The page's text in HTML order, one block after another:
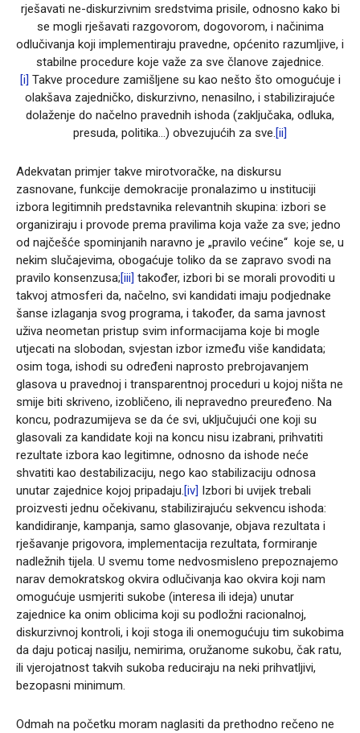
rješavati ne-diskurzivnim sredstvima prisile, odnosno kako bi
se mogli rješavati razgovorom, dogovorom, i načinima
odlučivanja koji implementiraju pravedne, općenito razumljive, i
stabilne procedure koje važe za sve članove zajednice.
[i] Takve procedure zamišljene su kao nešto što omogućuje i
olakšava zajedničko, diskurzivno, nenasilno, i stabilizirajuće
dolaženje do načelno pravednih ishoda (zaključaka, odluka,
presuda, politika…) obvezujućih za sve.[ii]
Adekvatan primjer takve mirotvoračke, na diskursu
zasnovane, funkcije demokracije pronalazimo u instituciji
izbora legitimnih predstavnika relevantnih skupina: izbori se
organiziraju i provode prema pravilima koja važe za sve; jedno
od najčešće spominjanih naravno je „pravilo većine“ koje se, u
nekim slučajevima, obogaćuje toliko da se zapravo svodi na
pravilo konsenzusa;[iii] također, izbori bi se morali provoditi u
takvoj atmosferi da, načelno, svi kandidati imaju podjednake
šanse izlaganja svog programa, i također, da sama javnost
uživa neometan pristup svim informacijama koje bi mogle
utjecati na slobodan, svjestan izbor između više kandidata;
osim toga, ishodi su određeni naprosto prebrojavanjem
glasova u pravednoj i transparentnoj proceduri u kojoj ništa ne
smije biti skriveno, izobličeno, ili nepravedno preuređeno. Na
koncu, podrazumijeva se da će svi, uključujući one koji su
glasovali za kandidate koji na koncu nisu izabrani, prihvatiti
rezultate izbora kao legitimne, odnosno da ishode neće
shvatiti kao destabilizaciju, nego kao stabilizaciju odnosa
unutar zajednice kojoj pripadaju.[iv] Izbori bi uvijek trebali
proizvesti jednu očekivanu, stabilizirajuću sekvencu ishoda:
kandidiranje, kampanja, samo glasovanje, objava rezultata i
rješavanje prigovora, implementacija rezultata, formiranje
nadležnih tijela. U svemu tome nedvosmisleno prepoznajemo
narav demokratskog okvira odlučivanja kao okvira koji nam
omogućuje usmjeriti sukobe (interesa ili ideja) unutar
zajednice ka onim oblicima koji su podložni racionalnoj,
diskurzivnoj kontroli, i koji stoga ili onemogućuju tim sukobima
da daju poticaj nasilju, nemirima, oružanome sukobu, čak ratu,
ili vjerojatnost takvih sukoba reduciraju na neki prihvatljivi,
bezopasni minimum.
Odmah na početku moram naglasiti da prethodno rečeno ne